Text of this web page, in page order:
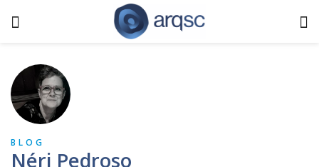
BLOG
Néri Pedroso